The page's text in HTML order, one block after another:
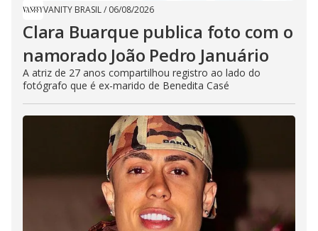
VANITY BRASIL/ 06/08/2026
Clara Buarque publica foto com o
namorado João Pedro Januário
A atriz de 27 anos compartilhou registro ao lado do
fotógrafo que é ex-marido de Benedita Casé